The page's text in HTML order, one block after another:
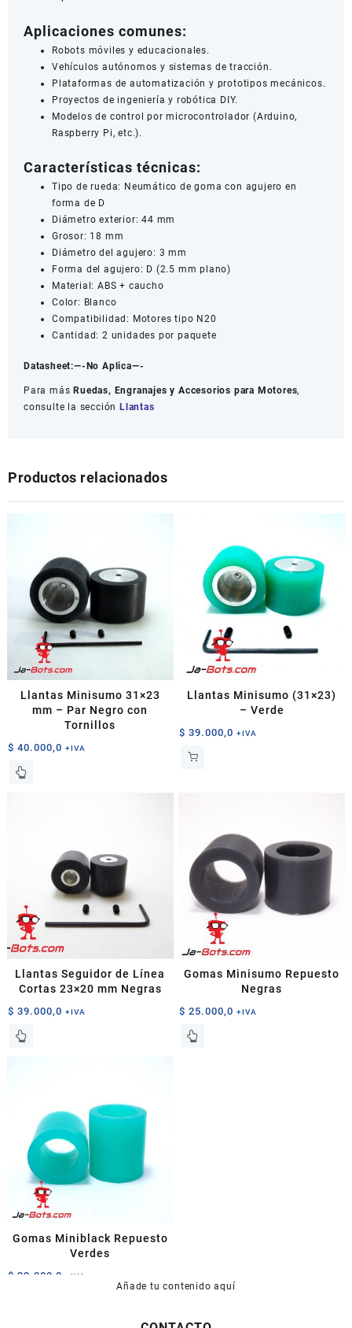
Aplicaciones comunes:
Robots móviles y educacionales.
Vehículos autónomos y sistemas de tracción.
Plataformas de automatización y prototipos mecánicos.
Proyectos de ingeniería y robótica DIY.
Modelos de control por microcontrolador (Arduino,
Raspberry Pi, etc.).
Características técnicas:
Tipo de rueda: Neumático de goma con agujero en
forma de D
Diámetro exterior: 44 mm
Grosor: 18 mm
Diámetro del agujero: 3 mm
Forma del agujero: D (2.5 mm plano)
Material: ABS + caucho
Color: Blanco
Compatibilidad: Motores tipo N20
Cantidad: 2 unidades por paquete
Datasheet:—-No Aplica—-
Para más Ruedas, Engranajes y Accesorios para Motores,
consulte la sección Llantas
Productos relacionados
Llantas Minisumo 31×23
mm – Par Negro con
Tornillos
$ 40.000,0 +IVA
Llantas Minisumo (31×23)
– Verde
$ 39.000,0 +IVA
Llantas Seguidor de Línea
Cortas 23×20 mm Negras
$ 39.000,0 +IVA
Gomas Minisumo Repuesto
Negras
$ 25.000,0 +IVA
Gomas Miniblack Repuesto
Verdes
$ 22.000,0 +IVA
Añade tu contenido aquí